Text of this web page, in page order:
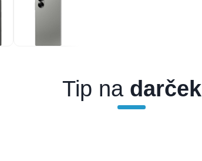
Tip nadarček